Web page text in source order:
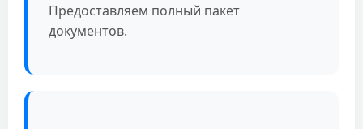
Предоставляем полный пакет
документов.